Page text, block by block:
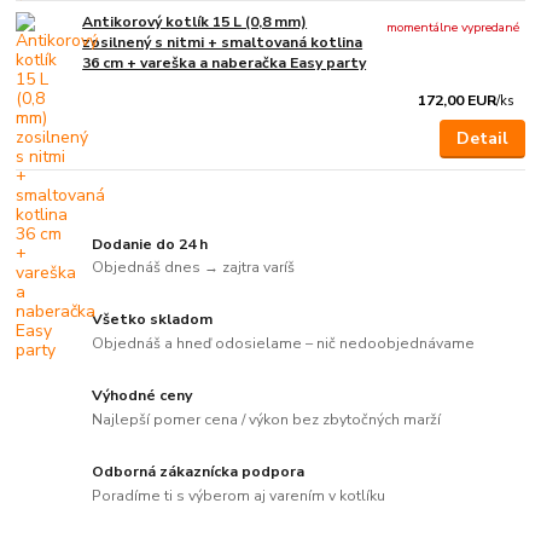
Antikorový kotlík 15 L (0,8 mm)
zosilnený s nitmi + smaltovaná kotlina
36 cm + vareška a naberačka Easy party
172,00 EUR/ks
momentálne vypredané
Detail
Dodanie do 24 h
Objednáš dnes → zajtra varíš
Všetko skladom
Objednáš a hneď odosielame – nič nedoobjednávame
Výhodné ceny
Najlepší pomer cena / výkon bez zbytočných marží
Odborná zákaznícka podpora
Poradíme ti s výberom aj varením v kotlíku